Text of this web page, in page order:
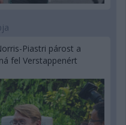
Piastri párost a
fel Verstappenért